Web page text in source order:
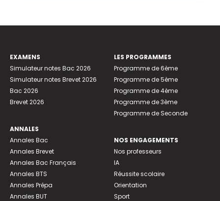
EXAMENS
Simulateur notes Bac 2026
Simulateur notes Brevet 2026
Bac 2026
Brevet 2026
ANNALES
Annales Bac
Annales Brevet
Annales Bac Français
Annales BTS
Annales Prépa
Annales BUT
LES PROGRAMMES
Programme de 6ème
Programme de 5ème
Programme de 4ème
Programme de 3ème
Programme de Seconde
NOS ENGAGEMENTS
Nos professeurs
IA
Réussite scolaire
Orientation
Sport